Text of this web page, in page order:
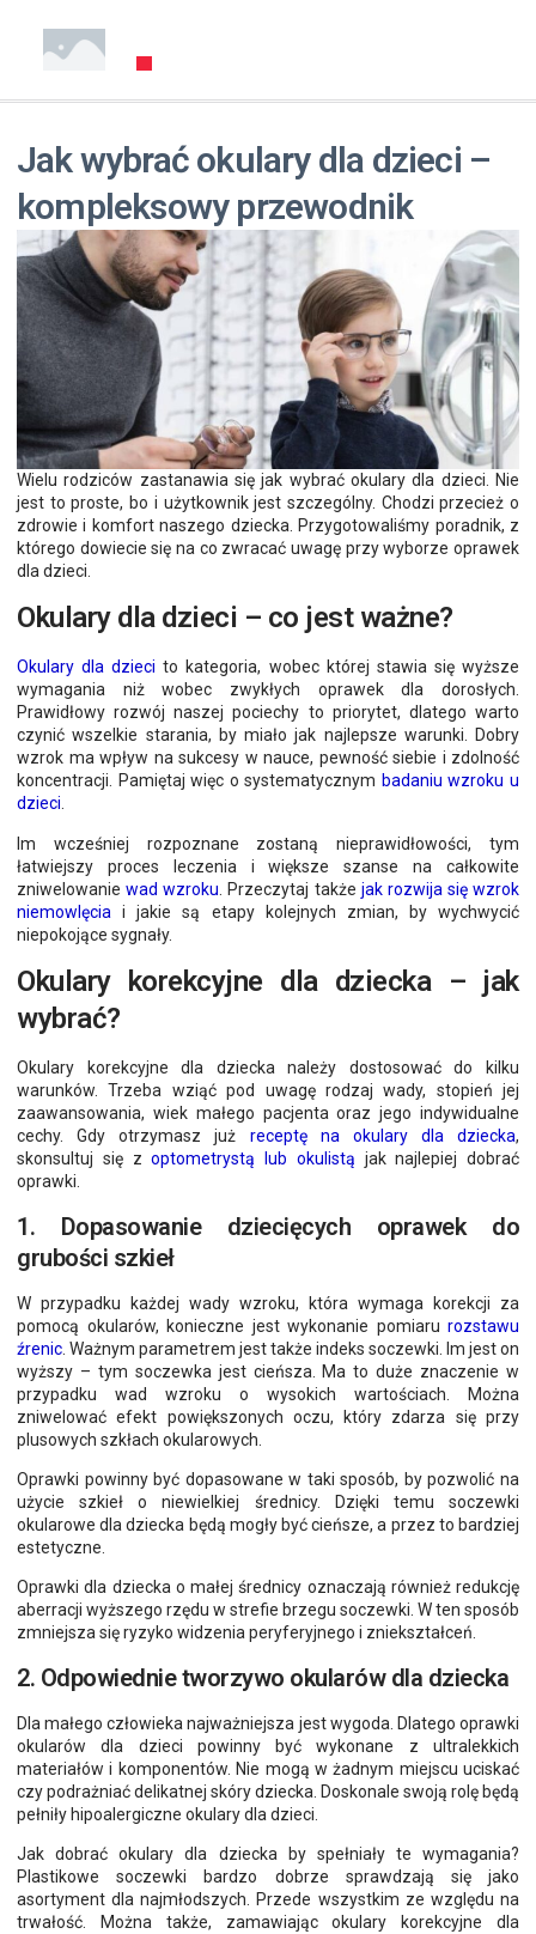
Jak wybrać okulary dla dzieci –
kompleksowy przewodnik
Wielu rodziców zastanawia się jak wybrać okulary dla dzieci. Nie
jest to proste, bo i użytkownik jest szczególny. Chodzi przecież o
zdrowie i komfort naszego dziecka. Przygotowaliśmy poradnik, z
którego dowiecie się na co zwracać uwagę przy wyborze oprawek
dla dzieci.
Okulary dla dzieci – co jest ważne?
Okulary dla dzieci to kategoria, wobec której stawia się wyższe
wymagania niż wobec zwykłych oprawek dla dorosłych.
Prawidłowy rozwój naszej pociechy to priorytet, dlatego warto
czynić wszelkie starania, by miało jak najlepsze warunki. Dobry
wzrok ma wpływ na sukcesy w nauce, pewność siebie i zdolność
koncentracji. Pamiętaj więc o systematycznym badaniu wzroku u
dzieci.
Im wcześniej rozpoznane zostaną nieprawidłowości, tym
łatwiejszy proces leczenia i większe szanse na całkowite
zniwelowaniewad wzroku . Przeczytaj także jak rozwija się wzrok
niemowlęcia i jakie są etapy kolejnych zmian, by wychwycić
niepokojące sygnały.
Okulary korekcyjne dla dziecka – jak
wybrać?
Okulary korekcyjne dla dziecka należy dostosować do kilku
warunków. Trzeba wziąć pod uwagę rodzaj wady, stopień jej
zaawansowania, wiek małego pacjenta oraz jego indywidualne
cechy. Gdy otrzymasz już receptę na okulary dla dziecka,
skonsultuj się zoptometrystą lub okulistą jak najlepiej dobrać
oprawki.
1. Dopasowanie dziecięcych oprawek do
grubości szkieł
W przypadku każdej wady wzroku, która wymaga korekcji za
pomocą okularów, konieczne jest wykonanie pomiaru rozstawu
źrenic . Ważnym parametrem jest także indeks soczewki. Im jest on
wyższy – tym soczewka jest cieńsza. Ma to duże znaczenie w
przypadku wad wzroku o wysokich wartościach. Można
zniwelować efekt powiększonych oczu, który zdarza się przy
plusowych szkłach okularowych.
Oprawki powinny być dopasowane w taki sposób, by pozwolić na
użycie szkieł o niewielkiej średnicy. Dzięki temu soczewki
okularowe dla dziecka będą mogły być cieńsze, a przez to bardziej
estetyczne.
Oprawki dla dziecka o małej średnicy oznaczają również redukcję
aberracji wyższego rzędu w strefie brzegu soczewki. W ten sposób
zmniejsza się ryzyko widzenia peryferyjnego i zniekształceń.
2. Odpowiednie tworzywo okularów dla dziecka
Dla małego człowieka najważniejsza jest wygoda. Dlatego oprawki
okularów dla dzieci powinny być wykonane z ultralekkich
materiałów i komponentów. Nie mogą w żadnym miejscu uciskać
czy podrażniać delikatnej skóry dziecka. Doskonale swoją rolę będą
pełniły hipoalergiczne okulary dla dzieci.
Jak dobrać okulary dla dziecka by spełniały te wymagania?
Plastikowe soczewki bardzo dobrze sprawdzają się jako
asortyment dla najmłodszych. Przede wszystkim ze względu na
trwałość. Można także, zamawiając okulary korekcyjne dla